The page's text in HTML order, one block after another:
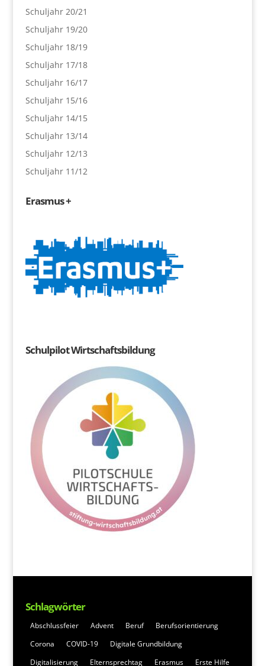
Schuljahr 20/21
Schuljahr 19/20
Schuljahr 18/19
Schuljahr 17/18
Schuljahr 16/17
Schuljahr 15/16
Schuljahr 14/15
Schuljahr 13/14
Schuljahr 12/13
Schuljahr 11/12
Erasmus +
Schulpilot Wirtschaftsbildung
Schlagwörter
Abschlussfeier Advent Beruf
Berufsorientierung
Corona
COVID-19
Digitale Grundbildung
Digitalisierung
Elternsprechtag Erasmus Erste Hilfe